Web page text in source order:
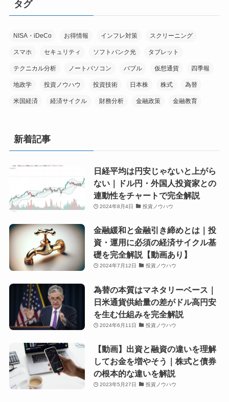
タグ
NISA・iDeCo お得情報 インフレ対策 スクリーニング
スマホ セキュリティ ソフトバンク光 タブレット
テクニカル分析 ノートパソコン バブル 仮想通貨 四季報
地政学 投資ノウハウ 投資技術 日本株 株式 為替
米国経済 経済サイクル 財務分析 金融政策 金融教育
新着記事
日経平均は円安じゃないと上がら
ない｜ドル円・外国人投資家との
連動性をチャートで完全解説
2024年8月4日 投資ノウハウ
金融緩和と金融引き締めとは｜投
資・運用に必須の経済サイクル基
礎を完全解説【動画あり】
2024年7月12日 投資ノウハウ
為替の本質はマネタリーベース｜
日米通貨供給量の差がドル高円安
を生む仕組みを完全解説
2024年6月11日 投資ノウハウ
【動画】出資と融資の違いを理解
してお金を増やそう｜株式と債券
の根本的な違いを解説
2023年5月27日 投資ノウハウ